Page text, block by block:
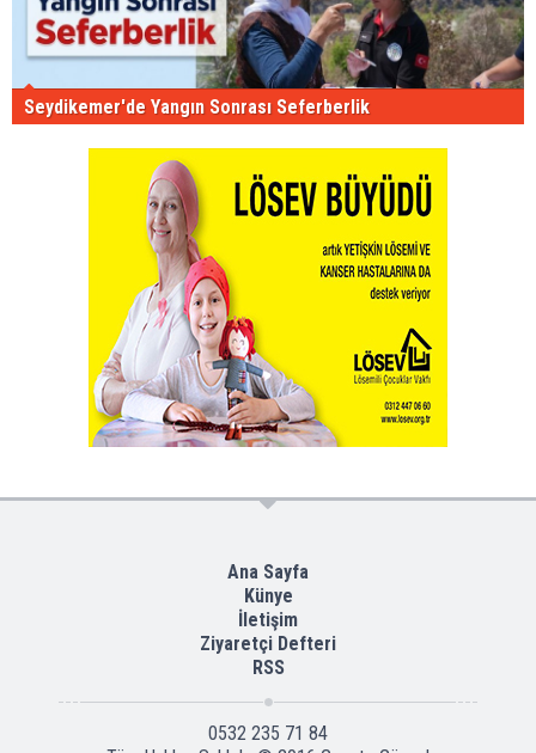
Seydikemer'de Yangın Sonrası Seferberlik
Ana Sayfa
Künye
İletişim
Ziyaretçi Defteri
RSS
0532 235 71 84